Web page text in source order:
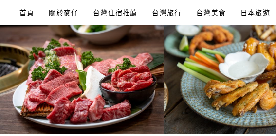
content
首頁 關於麥仔 台灣住宿推薦 台灣旅行 台灣美食 日本旅遊